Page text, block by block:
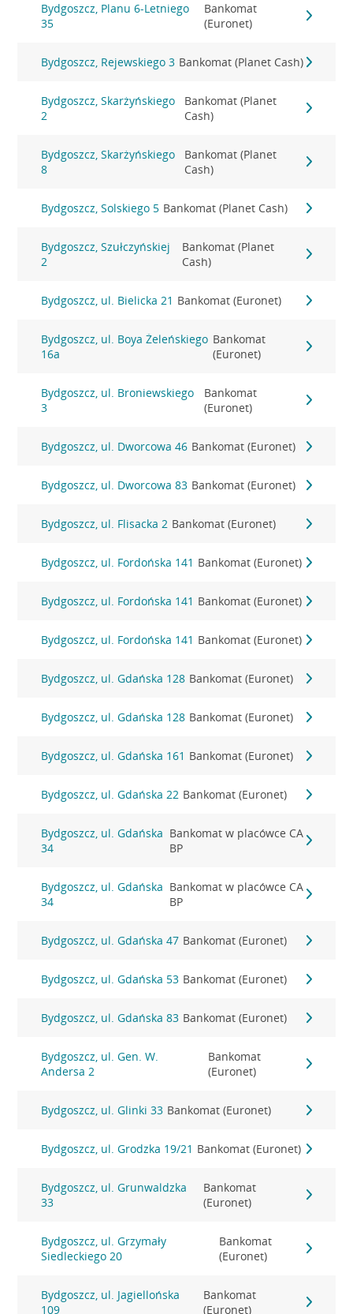
Bydgoszcz, Planu 6-Letniego
35
Bankomat
(Euronet)
Bydgoszcz, Rejewskiego 3 Bankomat (Planet Cash)
Bydgoszcz, Skarżyńskiego
2
Bankomat (Planet
Cash)
Bydgoszcz, Skarżyńskiego
8
Bankomat (Planet
Cash)
Bydgoszcz, Solskiego 5 Bankomat (Planet Cash)
Bydgoszcz, Szułczyńskiej
2
Bankomat (Planet
Cash)
Bydgoszcz, ul. Bielicka 21 Bankomat (Euronet)
Bydgoszcz, ul. Boya Żeleńskiego
16a
Bankomat
(Euronet)
Bydgoszcz, ul. Broniewskiego
3
Bankomat
(Euronet)
Bydgoszcz, ul. Dworcowa 46 Bankomat (Euronet)
Bydgoszcz, ul. Dworcowa 83 Bankomat (Euronet)
Bydgoszcz, ul. Flisacka 2 Bankomat (Euronet)
Bydgoszcz, ul. Fordońska 141 Bankomat (Euronet)
Bydgoszcz, ul. Fordońska 141 Bankomat (Euronet)
Bydgoszcz, ul. Fordońska 141 Bankomat (Euronet)
Bydgoszcz, ul. Gdańska 128 Bankomat (Euronet)
Bydgoszcz, ul. Gdańska 128 Bankomat (Euronet)
Bydgoszcz, ul. Gdańska 161 Bankomat (Euronet)
Bydgoszcz, ul. Gdańska 22 Bankomat (Euronet)
Bydgoszcz, ul. Gdańska
34
Bankomat w placówce CA
BP
Bydgoszcz, ul. Gdańska
34
Bankomat w placówce CA
BP
Bydgoszcz, ul. Gdańska 47 Bankomat (Euronet)
Bydgoszcz, ul. Gdańska 53 Bankomat (Euronet)
Bydgoszcz, ul. Gdańska 83 Bankomat (Euronet)
Bydgoszcz, ul. Gen. W.
Andersa 2
Bankomat
(Euronet)
Bydgoszcz, ul. Glinki 33 Bankomat (Euronet)
Bydgoszcz, ul. Grodzka 19/21 Bankomat (Euronet)
Bydgoszcz, ul. Grunwaldzka
33
Bankomat
(Euronet)
Bydgoszcz, ul. Grzymały
Siedleckiego 20
Bankomat
(Euronet)
Bydgoszcz, ul. Jagiellońska
109
Bankomat
(Euronet)